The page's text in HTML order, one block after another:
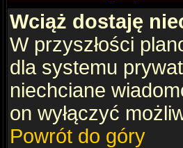
Wciąż dostaję
W przyszłości
dla systemu
niechciane
on wyłączyć
Powrót do góry